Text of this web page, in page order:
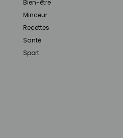
Bien-être
Minceur
Recettes
Santé
Sport